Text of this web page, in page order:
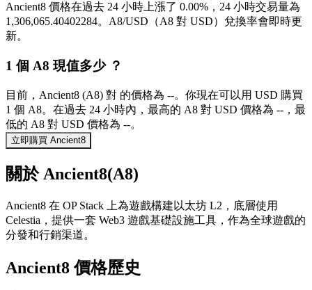
Ancient8 價格在過去 24 小時上漲了 0.00%，24 小時交易量為
1,306,065.40402284。A8/USD（A8 對 USD）兌換率會即時更
新。
1 個 A8 現值多少 ？
目前，Ancient8 (A8) 對 的價格為 --。你現在可以用 USD 購買
1 個 A8。在過去 24 小時內，最高的 A8 對 USD 價格為 --，最
低的 A8 對 USD 價格為 --。
立即購買 Ancient8
關於 Ancient8(A8)
Ancient8 在 OP Stack 上為遊戲構建以太坊 L2，底層使用
Celestia，提供一套 Web3 遊戲基礎設施工具，作為全球遊戲的
分發和行銷渠道。
Ancient8 價格歷史